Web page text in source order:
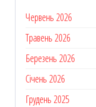
Червень 2026
Травень 2026
Березень 2026
Січень 2026
Грудень 2025